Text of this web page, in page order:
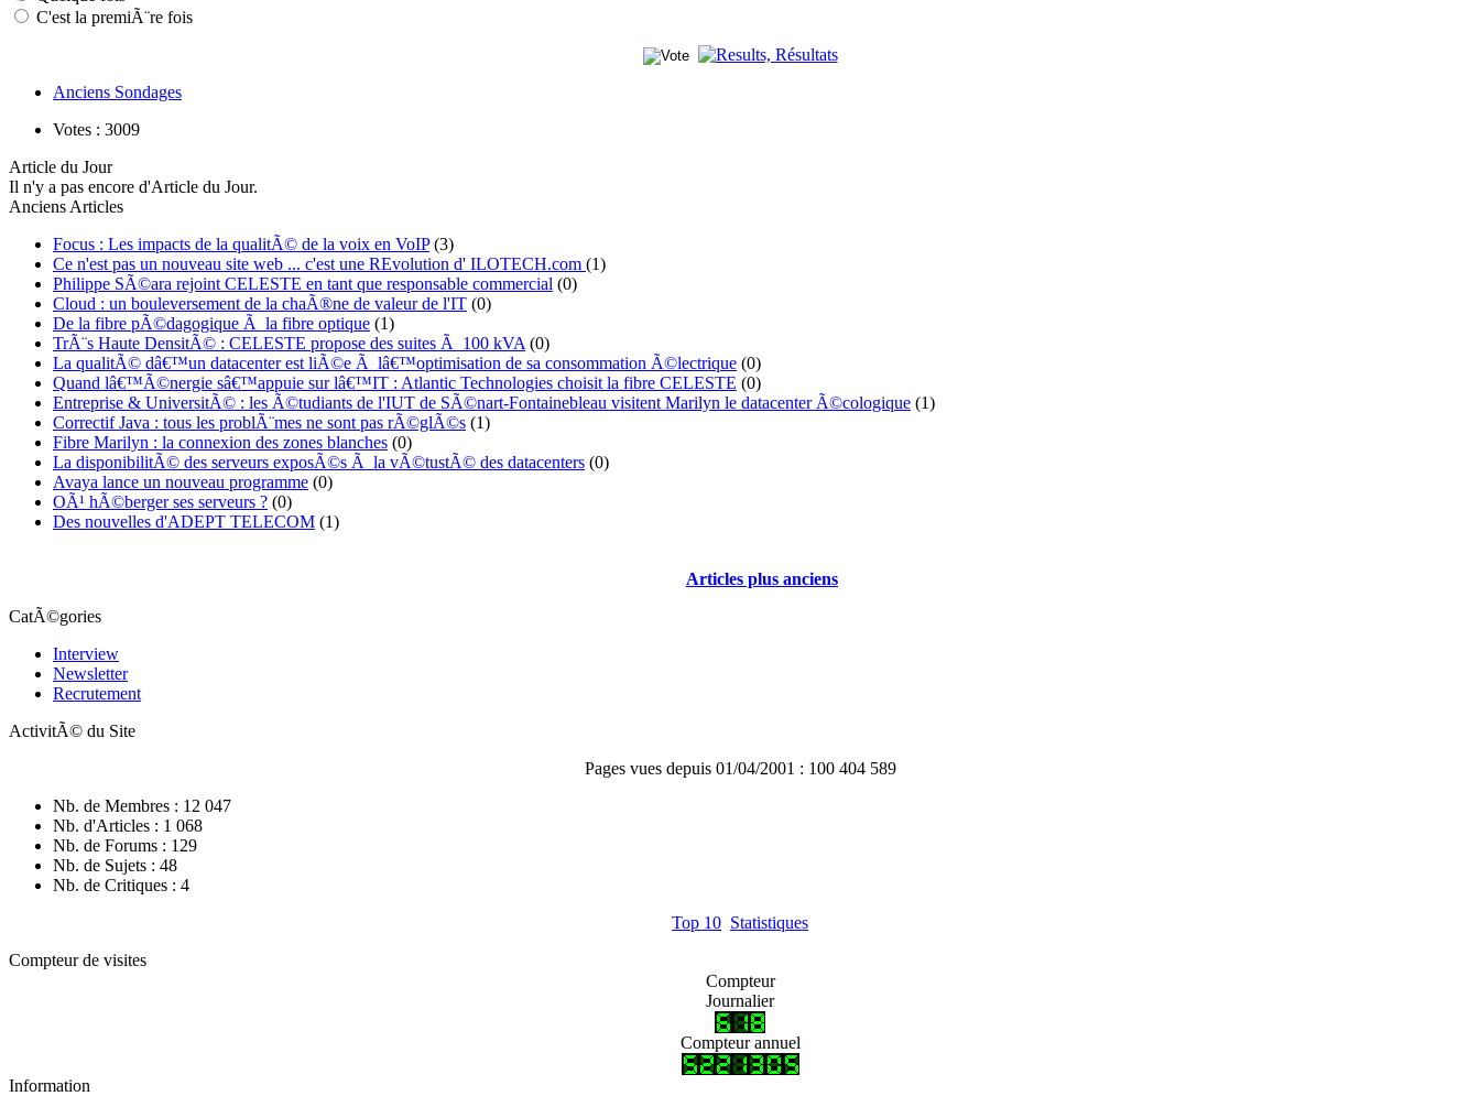
C'est la premiÃ¨re fois
Anciens Sondages
Votes : 3009
Article du Jour
Il n'y a pas encore d'Article du Jour.
Anciens Articles
Focus : Les impacts de la qualitÃ© de la voix en VoIP(3)
Ce n'est pas un nouveau site web ... c'est une REvolution d' ILOTECH.com (1)
Philippe SÃ©ara rejoint CELESTE en tant que responsable commercial (0)
Cloud : un bouleversement de la chaÃ®ne de valeur de l'IT (0)
De la fibre pÃ©dagogique Ã la fibre optique (1)
TrÃ¨s Haute DensitÃ© : CELESTE propose des suites Ã 100 kVA (0)
La qualitÃ© dâ€™un datacenter est liÃ©e Ã lâ€™optimisation de sa consommation Ã©lectrique (0)
Quand lâ€™Ã©nergie sâ€™appuie sur lâ€™IT : Atlantic Technologies choisit la fibre CELESTE (0)
Entreprise & UniversitÃ© : les Ã©tudiants de l'IUT de SÃ©nart-Fontainebleau visitent Marilyn le datacenter Ã©cologique (1)
Correctif Java : tous les problÃ¨mes ne sont pas rÃ©glÃ©s (1)
Fibre Marilyn : la connexion des zones blanches (0)
La disponibilitÃ© des serveurs exposÃ©s Ã la vÃ©tustÃ© des datacenters (0)
Avaya lance un nouveau programme (0)
OÃ¹ hÃ©berger ses serveurs ? (0)
Des nouvelles d'ADEPT TELECOM (1)
Articles plus anciens
CatÃ©gories
Interview
Newsletter
Recrutement
ActivitÃ© du Site
Pages vues depuis 01/04/2001 : 100 404 589
Nb. de Membres : 12 047
Nb. d'Articles : 1 068
Nb. de Forums : 129
Nb. de Sujets : 48
Nb. de Critiques : 4
Top 10 Statistiques
Compteur de visites
Compteur
Journalier
Compteur annuel
Information